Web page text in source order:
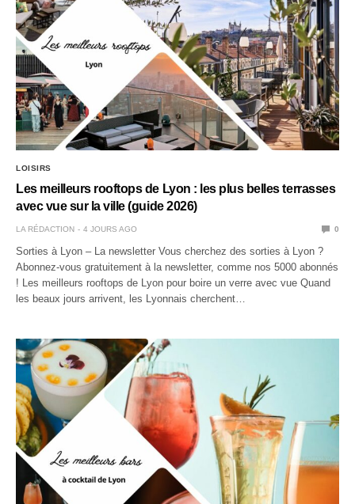
LOISIRS
Les meilleurs rooftops de Lyon : les plus belles terrasses
avec vue sur la ville (guide 2026)
LA RÉDACTION 4 JOURS AGO 0
Sorties à Lyon – La newsletter Vous cherchez des sorties à Lyon ?
Abonnez-vous gratuitement à la newsletter, comme nos 5000 abonnés
! Les meilleurs rooftops de Lyon pour boire un verre avec vue Quand
les beaux jours arrivent, les Lyonnais cherchent…